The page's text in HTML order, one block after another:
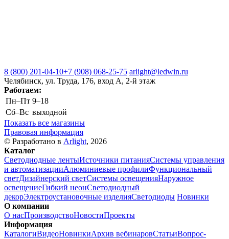
8 (800) 201-04-10+7 (908) 068-25-75 arlight@ledwin.ru
Челябинск, ул. Труда, 176, вход А, 2-й этаж
Работаем:
Пн–Пт 9–18
Сб–Вс выходной
Показать все магазины
Правовая информация
© Разработано в Arlight, 2026
Каталог
Светодиодные лентыИсточники питанияСистемы управления
и автоматизацииАлюминиевые профилиФункциональный
светДизайнерский светСистемы освещенияНаружное
освещениеГибкий неонСветодиодный
декорЭлектроустановочные изделияСветодиоды Новинки
О компании
О насПроизводствоНовостиПроекты
Информация
КаталогиВидеоНовинкиАрхив вебинаровСтатьиВопрос-